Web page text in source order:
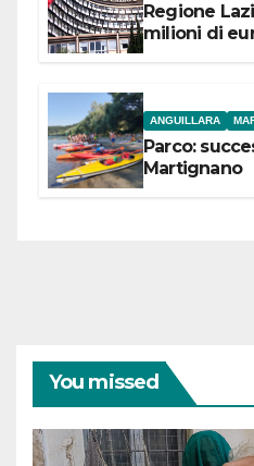
Regione
milioni di
ANGUILLARA
Parco:
Martignano
You missed